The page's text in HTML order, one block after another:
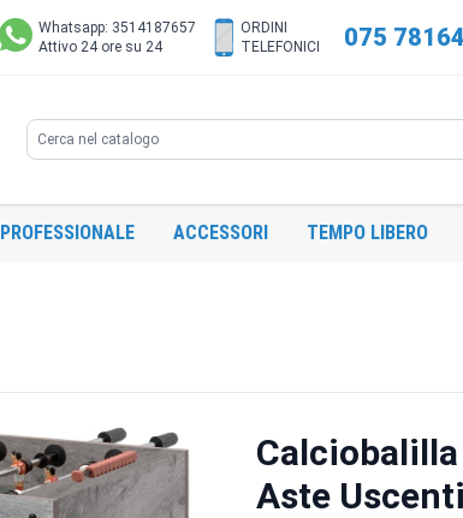
Whatsapp: 3514187657
Attivo 24 ore su 24
ORDINI
TELEFONICI
075
PROFESSIONALE ACCESSORI TEMPO LIBERO
Aste Uscenti